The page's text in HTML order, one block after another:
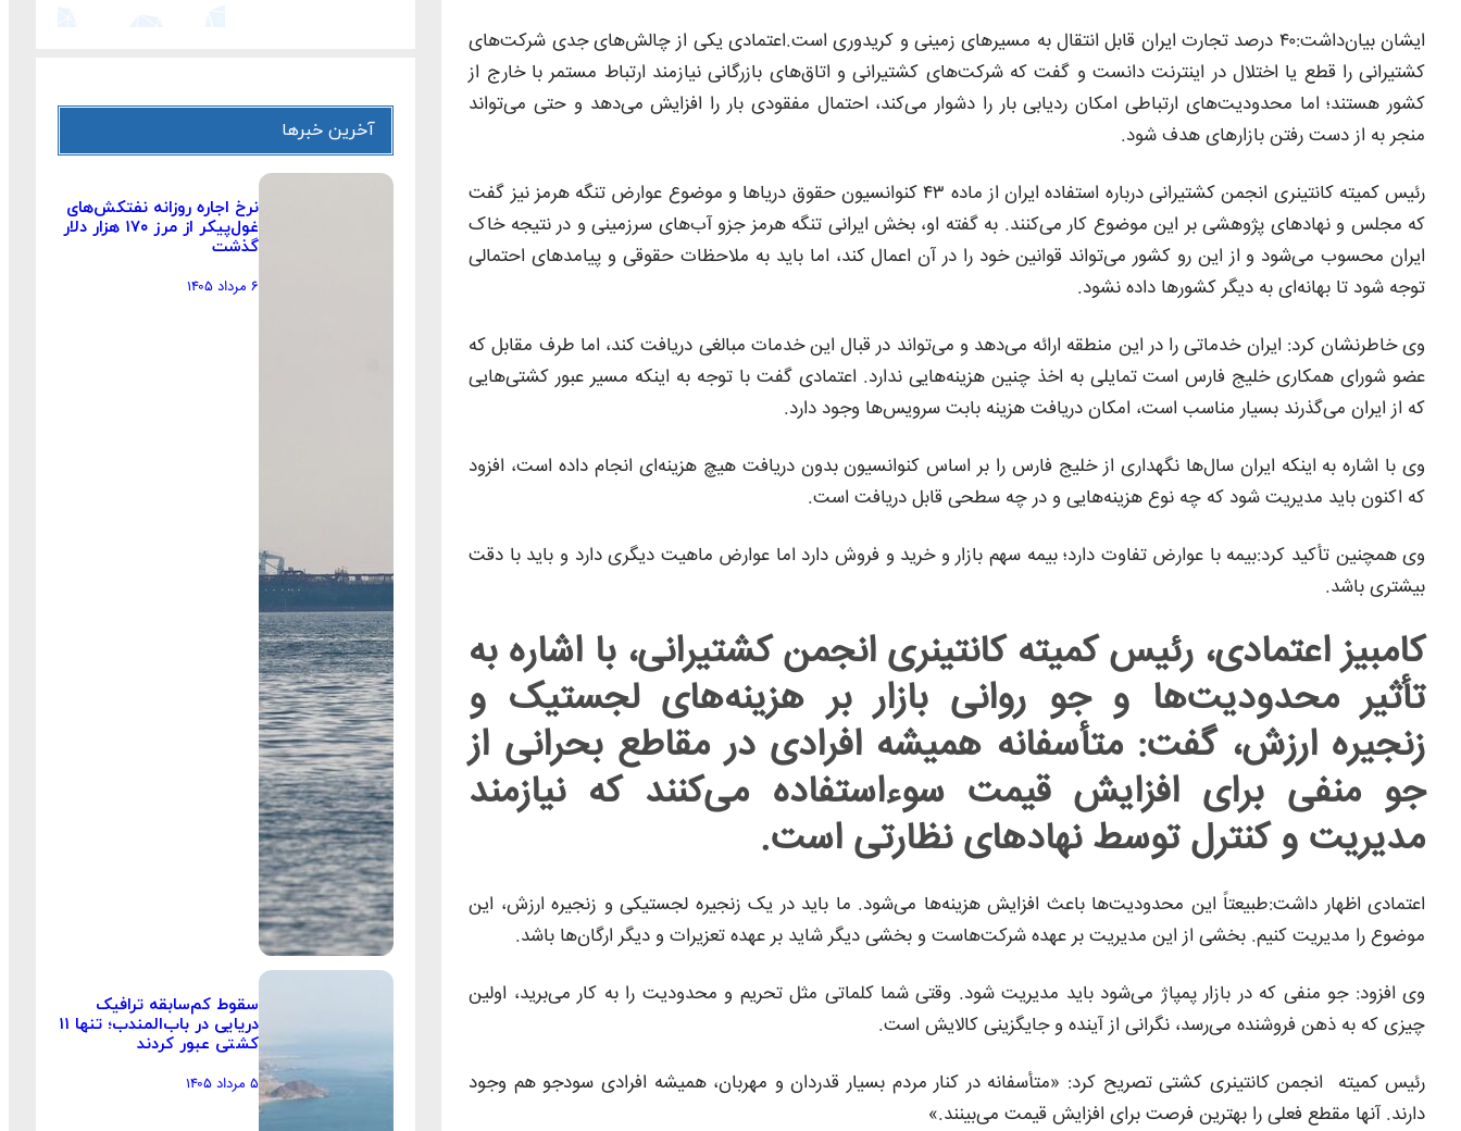
ایشان بیان‌داشت:۴۰ درصد تجارت ایران قابل انتقال به مسیرهای زمینی و کریدوری است.اعتمادی یکی از چالش‌های جدی شرکت‌های
کشتیرانی را قطع یا اختلال در اینترنت دانست و گفت که شرکت‌های کشتیرانی و اتاق‌های بازرگانی نیازمند ارتباط مستمر با خارج از
کشور هستند؛ اما محدودیت‌های ارتباطی امکان ردیابی بار را دشوار می‌کند، احتمال مفقودی بار را افزایش می‌دهد و حتی می‌تواند
منجر به از دست رفتن بازارهای هدف شود.
رئیس کمیته کانتینری انجمن کشتیرانی درباره استفاده ایران از ماده ۴۳ کنوانسیون حقوق دریاها و موضوع عوارض تنگه هرمز نیز گفت
که مجلس و نهادهای پژوهشی بر این موضوع کار می‌کنند. به گفته او، بخش ایرانی تنگه هرمز جزو آب‌های سرزمینی و در نتیجه خاک
ایران محسوب می‌شود و از این رو کشور می‌تواند قوانین خود را در آن اعمال کند، اما باید به ملاحظات حقوقی و پیامدهای احتمالی
توجه شود تا بهانه‌ای به دیگر کشورها داده نشود.
وی خاطرنشان کرد: ایران خدماتی را در این منطقه ارائه می‌دهد و می‌تواند در قبال این خدمات مبالغی دریافت کند، اما طرف مقابل که
عضو شورای همکاری خلیج فارس است تمایلی به اخذ چنین هزینه‌هایی ندارد. اعتمادی گفت با توجه به اینکه مسیر عبور کشتی‌هایی
که از ایران می‌گذرند بسیار مناسب است، امکان دریافت هزینه بابت سرویس‌ها وجود دارد.
وی با اشاره به اینکه ایران سال‌ها نگهداری از خلیج فارس را بر اساس کنوانسیون بدون دریافت هیچ هزینه‌ای انجام داده است، افزود
که اکنون باید مدیریت شود که چه نوع هزینه‌هایی و در چه سطحی قابل دریافت است.
وی همچنین تأکید کرد:بیمه با عوارض تفاوت دارد؛ بیمه سهم بازار و خرید و فروش دارد اما عوارض ماهیت دیگری دارد و باید با دقت
بیشتری باشد.
کامبیز اعتمادی، رئیس کمیته کانتینری انجمن کشتیرانی، با اشاره به
تأثیر محدودیت‌ها و جو روانی بازار بر هزینه‌های لجستیک و
زنجیره ارزش، گفت: متأسفانه همیشه افرادی در مقاطع بحرانی از
جو منفی برای افزایش قیمت سوءاستفاده می‌کنند که نیازمند
مدیریت و کنترل توسط نهادهای نظارتی است.
اعتمادی اظهار داشت:طبیعتاً این محدودیت‌ها باعث افزایش هزینه‌ها می‌شود. ما باید در یک زنجیره لجستیکی و زنجیره ارزش، این
موضوع را مدیریت کنیم. بخشی از این مدیریت بر عهده شرکت‌هاست و بخشی دیگر شاید بر عهده تعزیرات و دیگر ارگان‌ها باشد.
وی افزود: جو منفی که در بازار پمپاژ می‌شود باید مدیریت شود. وقتی شما کلماتی مثل تحریم و محدودیت را به کار می‌برید، اولین
چیزی که به ذهن فروشنده می‌رسد، نگرانی از آینده و جایگزینی کالایش است.
رئیس کمیته انجمن کانتینری کشتی تصریح کرد: «متأسفانه در کنار مردم بسیار قدردان و مهربان، همیشه افرادی سودجو هم وجود
دارند. آنها مقطع فعلی را بهترین فرصت برای افزایش قیمت می‌بینند.»
آخرین خبرها
نرخ اجاره روزانه نفتکش‌های
غول‌پیکر از مرز ۱۷۰ هزار دلار
گذشت
۶ مرداد ۱۴۰۵
سقوط کم‌سابقه ترافیک
دریایی در باب‌المندب؛ تنها ۱۱
کشتی عبور کردند
۵ مرداد ۱۴۰۵